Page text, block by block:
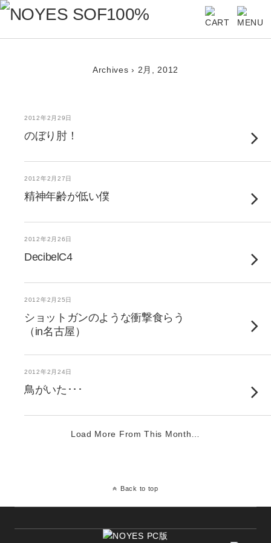
Archives › 2月, 2012
2012年2月29日
のぼり肘！
2012年2月27日
精神年齢が低い僕
2012年2月26日
DecibelC4
2012年2月25日
ショットガンのような衝撃食らう
（in名古屋）
2012年2月24日
鳥がいた･･･
Load More From This Month…
Back to top